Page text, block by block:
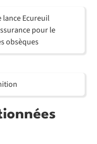
lance Ecureuil
pour le
obsèques